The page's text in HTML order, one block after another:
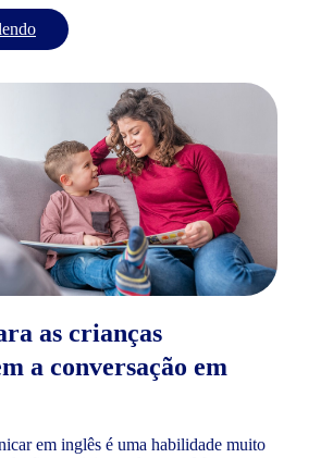
as crianças
a conversação em
em inglês é uma habilidade muito